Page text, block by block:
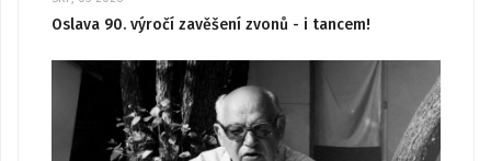
Oslava 90. výročí zavěšení zvonů - i tancem!